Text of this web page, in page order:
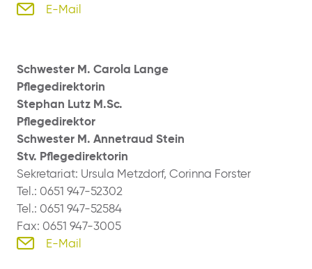
E-Mail
Schwester M. Carola Lange
Pflegedirektorin
Stephan Lutz M.Sc.
Pflegedirektor
Schwester M. Annetraud Stein
Stv. Pflegedirektorin
Sekretariat: Ursula Metzdorf, Corinna Forster
Tel.: 0651 947-52302
Tel.: 0651 947-52584
Fax: 0651 947-3005
E-Mail